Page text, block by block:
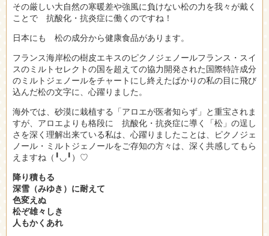
その厳しい大自然の寒暖差や強風に負けない松の力を我々が戴く
ことで 抗酸化・抗炎症に働くのですね！
日本にも 松の成分から健康食品があります。
フランス海岸松の樹皮エキスのピクノジェノールフランス・スイ
スのミルトセレクトの国を超えての協力開発された国際特許成分
のミルトジェノールをチャートにし終えたばかりの私の目に飛び
込んだ松の文字に、心躍りました。
海外では、砂漠に栽植する「アロエが医者知らず」と重宝されま
すが、アロエよりも格段に 抗酸化・抗炎症に導く「松」の逞し
さを深く理解出来ている私は、心躍りましたことは、ピクノジェ
ノール・ミルトジェノールをご存知の方々は、深く共感してもら
えますね（╹◡╹）♡
降り積もる
深雪（みゆき）に耐えて
色変えぬ
松ぞ雄々しき
人もかくあれ